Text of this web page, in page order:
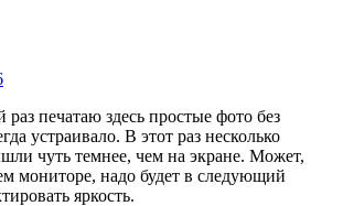
печатаю здесь простые фото без
устраивало. В этот раз несколько
чуть темнее, чем на экране. Может,
мониторе, надо будет в следующий
яркость.